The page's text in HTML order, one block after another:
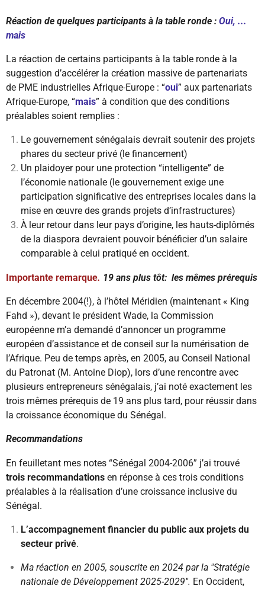
Réaction de quelques participants à la table ronde : Oui, ...
mais
La réaction de certains participants à la table ronde à la
suggestion d’accélérer la création massive de partenariats
de PME industrielles Afrique-Europe : “oui” aux partenariats
Afrique-Europe, “mais” à condition que des conditions
préalables soient remplies :
Le gouvernement sénégalais devrait soutenir des projets
phares du secteur privé (le financement)
Un plaidoyer pour une protection “intelligente” de
l’économie nationale (le gouvernement exige une
participation significative des entreprises locales dans la
mise en œuvre des grands projets d’infrastructures)
À leur retour dans leur pays d’origine, les hauts-diplômés
de la diaspora devraient pouvoir bénéficier d’un salaire
comparable à celui pratiqué en occident.
Importante remarque. 19 ans plus tôt: les mêmes prérequis
En décembre 2004(!), à l’hôtel Méridien (maintenant « King
Fahd »), devant le président Wade, la Commission
européenne m’a demandé d’annoncer un programme
européen d’assistance et de conseil sur la numérisation de
l’Afrique. Peu de temps après, en 2005, au Conseil National
du Patronat (M. Antoine Diop), lors d’une rencontre avec
plusieurs entrepreneurs sénégalais, j’ai noté exactement les
trois mêmes prérequis de 19 ans plus tard, pour réussir dans
la croissance économique du Sénégal.
Recommandations
En feuilletant mes notes “Sénégal 2004-2006” j’ai trouvé
trois recommandations en réponse à ces trois conditions
préalables à la réalisation d’une croissance inclusive du
Sénégal.
L’accompagnement financier du public aux projets du
secteur privé.
Ma réaction en 2005, souscrite en 2024 par la "Stratégie
nationale de Développement 2025-2029". En Occident,